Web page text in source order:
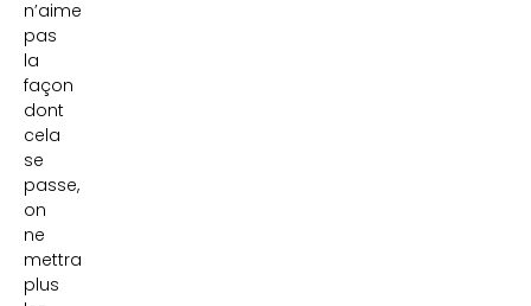
n’aime
pas
la
façon
dont
cela
se
passe,
on
ne
mettra
plus